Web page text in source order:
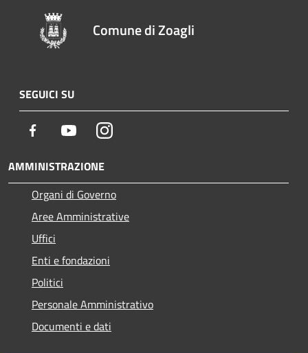
Comune di Zoagli
SEGUICI SU
Facebook YoutubeInstagram
AMMINISTRAZIONE
Organi di Governo
Aree Amministrative
Uffici
Enti e fondazioni
Politici
Personale Amministrativo
Documenti e dati